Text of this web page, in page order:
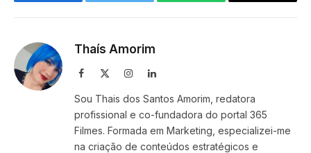
Thaís Amorim
Facebook InstagramLinkedIn
Sou Thais dos Santos Amorim, redatora
profissional e co-fundadora do portal 365
Filmes. Formada em Marketing, especializei-me
na criação de conteúdos estratégicos e